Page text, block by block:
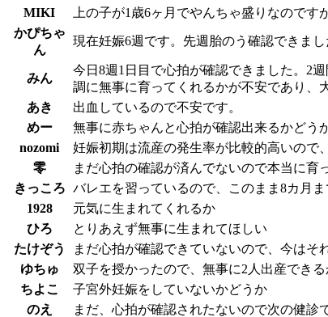
MIKI
上の子が1歳6ヶ月でやんちゃ盛りなので
かぴちゃ
ん
現在妊娠6週です。先週胎のう確認できま
みん
今日8週1日目で心拍が確認できました。2
調に無事に育ってくれるかが不安であり、
あき
出血しているので不安です。
めー
無事に赤ちゃんと心拍が確認出来るかどう
nozomi
妊娠初期は流産の発生率が比較的高いので
零
まだ心拍の確認が済んでないので本当に育
きっころ バレエを習っているので、このまま8カ月
1928
元気に生まれてくれるか
ひろ
とりあえず無事に生まれてほしい
たけぞう
まだ心拍が確認できていないので、今はそ
ゆちゅ
双子を授かったので、無事に2人出産でき
ちよこ
子宮外妊娠をしていないかどうか
のえ
まだ、心拍が確認されたないので次の健診